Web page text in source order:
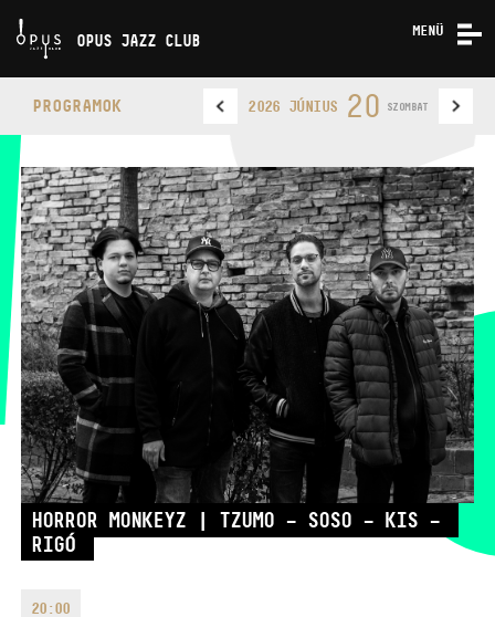
OPUS JAZZ CLUB
MENÜ
KAPCSOLAT
OPUS JAZZ CLUB
TELEFON
FAX
TELEFON
JEGYPÉNZTÁR
NYITVA TARTÁSA
HÉTFŐ:09:00-18:00
KEDD:09:00-20:00
PROGRAMOK 2026 JÚNIUS 20 SZOMBAT
HORROR MONKEYZ | TZUMO – SOSO – KIS –
RIGÓ
20:00